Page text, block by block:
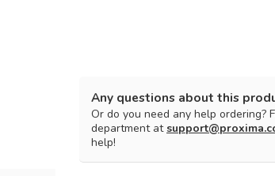
Any questions about this
Or do you need any help
department at
help!